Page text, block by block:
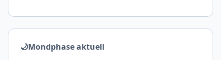
🌙Mondphase aktuell